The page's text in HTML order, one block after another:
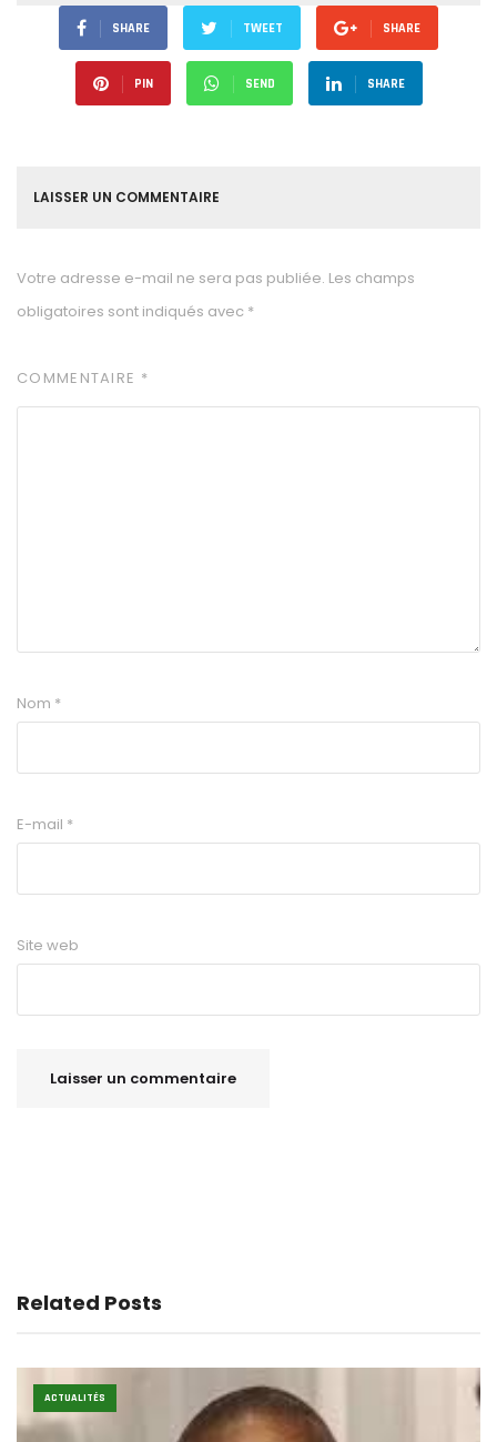
SHARE TWEET SHARE
PIN SEND SHARE
LAISSER UN COMMENTAIRE
Votre adresse e-mail ne sera pas publiée. Les champs
obligatoires sont indiqués avec *
COMMENTAIRE *
Nom *
E-mail *
Site web
Related Posts
ACTUALITÉS